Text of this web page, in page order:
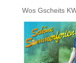
Wos Gscheits